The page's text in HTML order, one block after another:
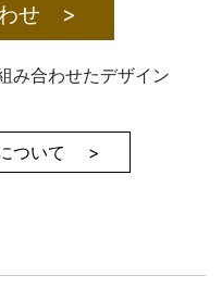
せ >
み合わせたデザイン
について >